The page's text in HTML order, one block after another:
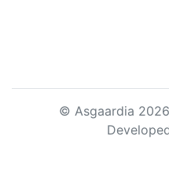
© Asgaardia